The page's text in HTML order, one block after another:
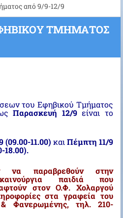
από 9/9-12/9
ΤΜΉΜΑΤΟΣ
του Εφηβικού Τμήματος
Παρασκευή 12/9είναι το
(09.00-11.00) καιΠέμπτη 11/9
18.00).
να παραβρεθούν στην
παιδιά που
στον Ο.Φ. Χολαργού
στα γραφεία του
Φανερωμένης, τηλ. 210-